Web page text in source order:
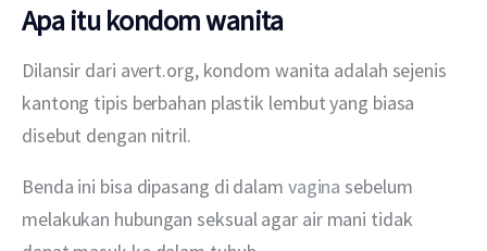
Apa itu kondom wanita
Dilansir dari avert.org, kondom wanita adalah sejenis
kantong tipis berbahan plastik lembut yang biasa
disebut dengan nitril.
Benda ini bisa dipasang di dalam vagina sebelum
melakukan hubungan seksual agar air mani tidak